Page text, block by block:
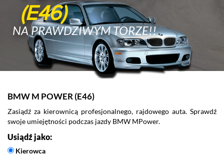
(E46)
NA PRAWDZIWYM TORZE!!
BMW M POWER (E46)
Zasiądź za kierownicą profesjonalnego, rajdowego auta. Sprawdź
swoje umiejętności podczas jazdy BMW MPower.
Usiądź jako:
Kierowca